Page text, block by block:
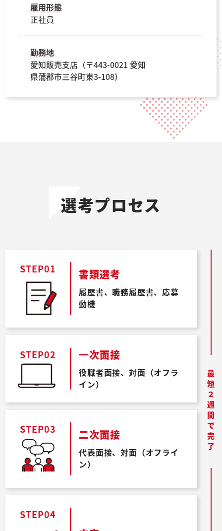
雇用形態
正社員
勤務地
愛知販売支店（〒443-0021 愛知
県蒲郡市三谷町東3-108）
選考プロセス
STEP01 書類選考
履歴書、職務履歴書、応募
動機
STEP02 一次面接
役職者面接、対面（オフラ
イン）
STEP03 二次面接
代表面接、対面（オフライ
ン）
STEP04
最短２週間で完了